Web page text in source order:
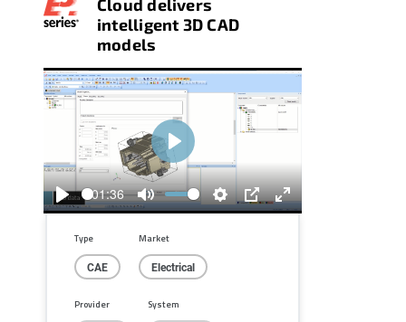
Cloud delivers
intelligent 3D CAD
models
Play
01:36
Mute
Settings
PIP
Enter
Play
Type
CAE
Market
Electrical
Provider System